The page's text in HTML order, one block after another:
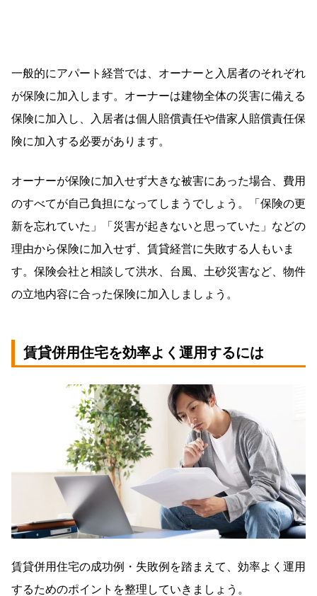
一般的にアパート経営では、オーナーと入居者のそれぞれ
が保険に加入します。オーナーは建物全体の災害に備える
保険に加入し、入居者は個人賠償責任や借家人賠償責任保
険に加入する必要があります。
オーナーが保険に加入せず大きな被害にあった場合、費用
のすべてが自己負担になってしまうでしょう。「保険の更
新を忘れていた」「災害が起きないと思っていた」などの
理由から保険に加入せず、賃貸経営に失敗する人もいま
す。保険会社と相談して洪水、台風、土砂災害など、物件
の立地内容に合った保険に加入しましょう。
賃貸併用住宅を効率よく運用するには
賃貸併用住宅の成功例・失敗例を踏まえて、効率よく運用
するためのポイントを整理していきましょう。